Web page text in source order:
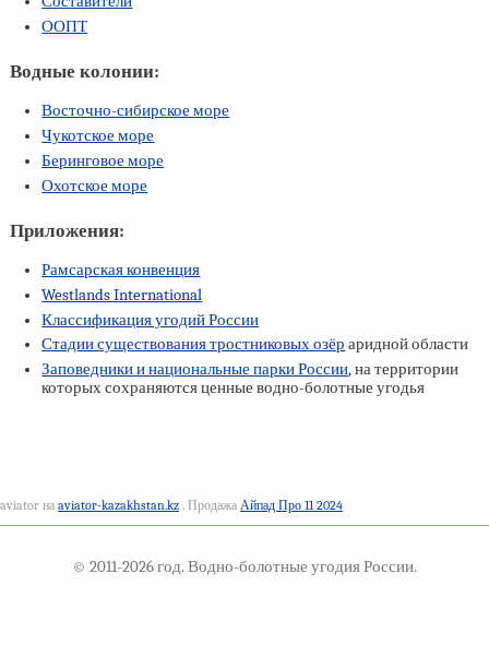
ООПТ
Водные колонии:
Восточно-сибирское море
Чукотское море
Беринговое море
Охотское море
Приложения:
Рамсарская конвенция
Westlands International
Классификация угодий России
Стадии существования тростниковых озёр аридной области
Заповедники и национальные парки России, на территории
которых сохраняются ценные водно-болотные угодья
aviator на aviator-kazakhstan.kz . Продажа Айпад Про 11 2024
© 2011-2026 год. Водно-болотные угодия России.